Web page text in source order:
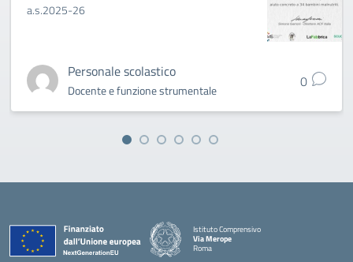
a.s.2025-26
Personale scolastico
Docente e funzione strumentale 0
Istituto Comprensivo
Via Merope
Roma